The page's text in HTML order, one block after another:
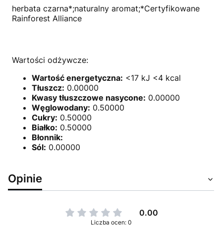
herbata czarna*;naturalny aromat;*Certyfikowane
Rainforest Alliance
Wartości odżywcze:
Wartość energetyczna: <17 kJ <4 kcal
Tłuszcz: 0.00000
Kwasy tłuszczowe nasycone: 0.00000
Węglowodany: 0.50000
Cukry: 0.50000
Białko: 0.50000
Błonnik:
Sól: 0.00000
Opinie
0.00
Liczba ocen: 0